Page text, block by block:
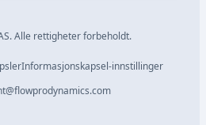
Alle rettigheter forbeholdt.
Informasjonskapsel-innstillinger